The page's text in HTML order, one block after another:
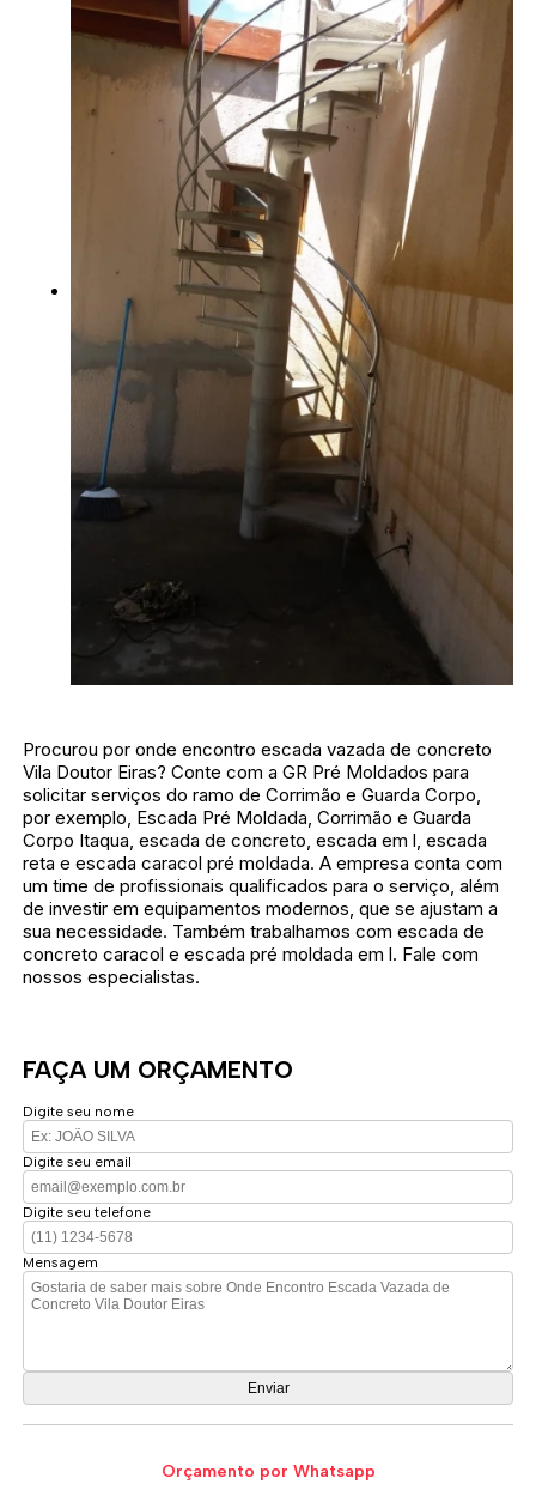
Procurou por onde encontro escada vazada de concreto
Vila Doutor Eiras? Conte com a GR Pré Moldados para
solicitar serviços do ramo de Corrimão e Guarda Corpo,
por exemplo, Escada Pré Moldada, Corrimão e Guarda
Corpo Itaqua, escada de concreto, escada em l, escada
reta e escada caracol pré moldada. A empresa conta com
um time de profissionais qualificados para o serviço, além
de investir em equipamentos modernos, que se ajustam a
sua necessidade. Também trabalhamos com escada de
concreto caracol e escada pré moldada em l. Fale com
nossos especialistas.
FAÇA UM ORÇAMENTO
Digite seu nome
Digite seu email
Digite seu telefone
Mensagem
Orçamento por Whatsapp